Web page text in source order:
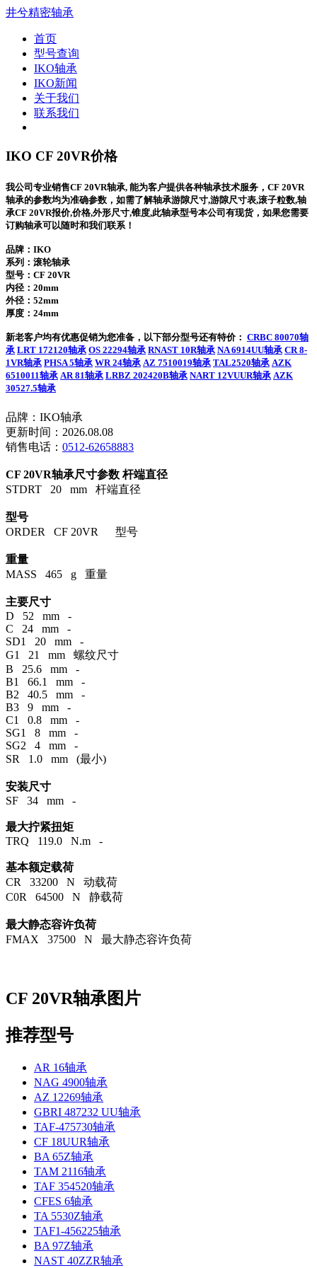
井兮精密轴承
首页
型号查询
IKO轴承
IKO新闻
关于我们
联系我们
IKO CF 20VR价格
我公司专业销售CF 20VR轴承, 能为客户提供各种轴承技术服务，CF 20VR
轴承的参数均为准确参数，如需了解轴承游隙尺寸,游隙尺寸表,滚子粒数,轴
承CF 20VR报价,价格,外形尺寸,锥度,此轴承型号本公司有现货，如果您需要
订购轴承可以随时和我们联系！
品牌：IKO
系列：滚轮轴承
型号： CF 20VR
内径：20mm
外径：52mm
厚度：24mm
新老客户均有优惠促销为您准备，以下部分型号还有特价： CRBC 80070轴
承 LRT 172120轴承 OS 22294轴承 RNAST 10R轴承 NA 6914UU轴承 CR 8-
1VR轴承 PHSA 5轴承 WR 24轴承 AZ 7510019轴承 TAL2520轴承 AZK
6510011轴承 AR 81轴承 LRBZ 202420B轴承 NART 12VUUR轴承 AZK
30527.5轴承
品牌：IKO轴承
更新时间：2026.08.08
销售电话： 0512-62658883
CF 20VR轴承尺寸参数 杆端直径
STDRT 20 mm 杆端直径
型号
ORDER CF 20VR 型号
重量
MASS 465 g 重量
主要尺寸
D 52 mm -
C 24 mm -
SD1 20 mm -
G1 21 mm 螺纹尺寸
B 25.6 mm -
B1 66.1 mm -
B2 40.5 mm -
B3 9 mm -
C1 0.8 mm -
SG1 8 mm -
SG2 4 mm -
SR 1.0 mm (最小)
安装尺寸
SF 34 mm -
最大拧紧扭矩
TRQ 119.0 N.m -
基本额定载荷
CR 33200 N 动载荷
C0R 64500 N 静载荷
最大静态容许负荷
FMAX 37500 N 最大静态容许负荷
CF 20VR轴承图片
推荐型号
AR 16轴承
NAG 4900轴承
AZ 12269轴承
GBRI 487232 UU轴承
TAF-475730轴承
CF 18UUR轴承
BA 65Z轴承
TAM 2116轴承
TAF 354520轴承
CFES 6轴承
TA 5530Z轴承
TAF1-456225轴承
BA 97Z轴承
NAST 40ZZR轴承